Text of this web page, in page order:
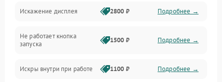
Питание и запуск
Нагрев и приготовление
Программное обеспечение
Искажение дисплея 2800 ₽ Подробнее →
Не работает кнопка
запуска
1500 ₽ Подробнее →
Искры внутри при работе 1100 ₽ Подробнее →